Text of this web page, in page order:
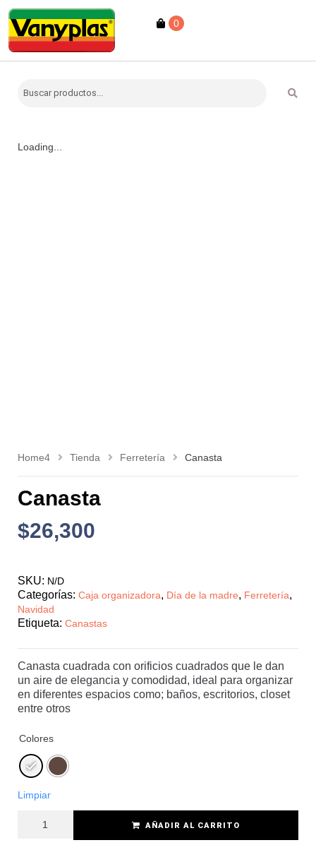
0
Loading...
Home4 Tienda Ferretería Canasta
Canasta
$26,300
SKU: N/D
Categorías: Caja organizadora, Día de la madre, Ferretería,
Navidad
Etiqueta: Canastas
Canasta cuadrada con orificios cuadrados que le dan
un aire de elegancia y comodidad, ideal para organizar
en diferentes espacios como; baños, escritorios, closet
entre otros
Colores
Limpiar
AÑADIR AL CARRITO